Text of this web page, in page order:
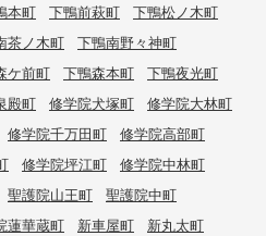
本町 下鴨前萩町
下鴨松ノ木町
茶ノ木町
下鴨南野々神町
ケ前町 下鴨森本町
下鴨夜光町
殿町 修学院犬塚町
修学院大林町
修学院千万田町
修学院高部町
修学院坪江町
修学院中林町
聖護院山王町
聖護院中町
蓮華蔵町 新車屋町
新丸太町